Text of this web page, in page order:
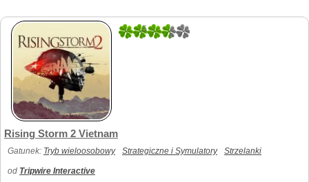
5
Rising Storm 2 Vietnam
Gatunek: Tryb wieloosobowy Strategiczne i Symulatory Strzelanki
od Tripwire Interactive